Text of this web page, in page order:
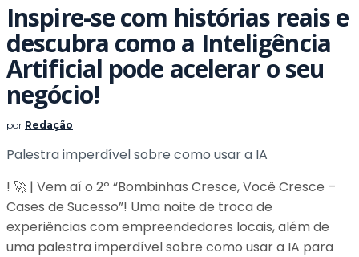
Inspire-se com histórias reais e
descubra como a Inteligência
Artificial pode acelerar o seu
negócio!
por Redação
Palestra imperdível sobre como usar a IA
! 🚀 | Vem aí o 2º “Bombinhas Cresce, Você Cresce –
Cases de Sucesso”! Uma noite de troca de
experiências com empreendedores locais, além de
uma palestra imperdível sobre como usar a IA para